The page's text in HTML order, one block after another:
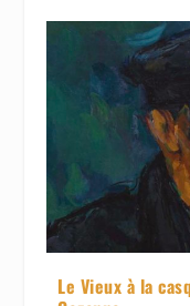
Le Vieux à la